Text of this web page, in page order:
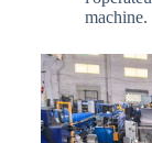
machine.